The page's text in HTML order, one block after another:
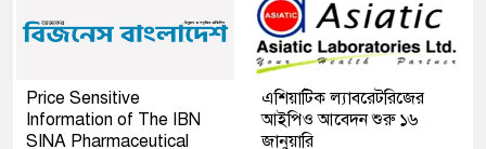
Price Sensitive
Information of The IBN
SINA Pharmaceutical
এশিয়াটিক ল্যাবরেটরিজের
আইপিও আবেদন শুরু ১৬
জানুয়ারি